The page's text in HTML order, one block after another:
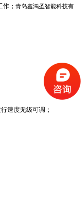
； 青岛鑫鸿圣智能科技有
速度无级可调；